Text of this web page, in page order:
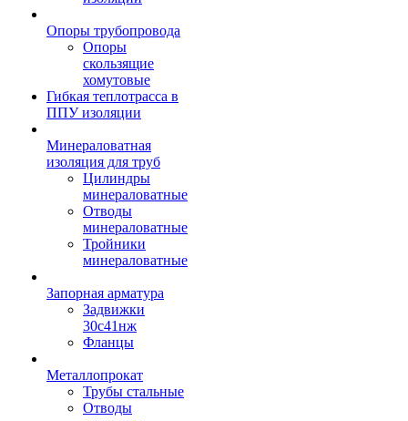
Опоры трубопровода
Опоры
скользящие
хомутовые
Гибкая теплотрасса в
ППУ изоляции
Минераловатная
изоляция для труб
Цилиндры
минераловатные
Отводы
минераловатные
Тройники
минераловатные
Запорная арматура
Задвижки
30с41нж
Фланцы
Металлопрокат
Трубы стальные
Отводы